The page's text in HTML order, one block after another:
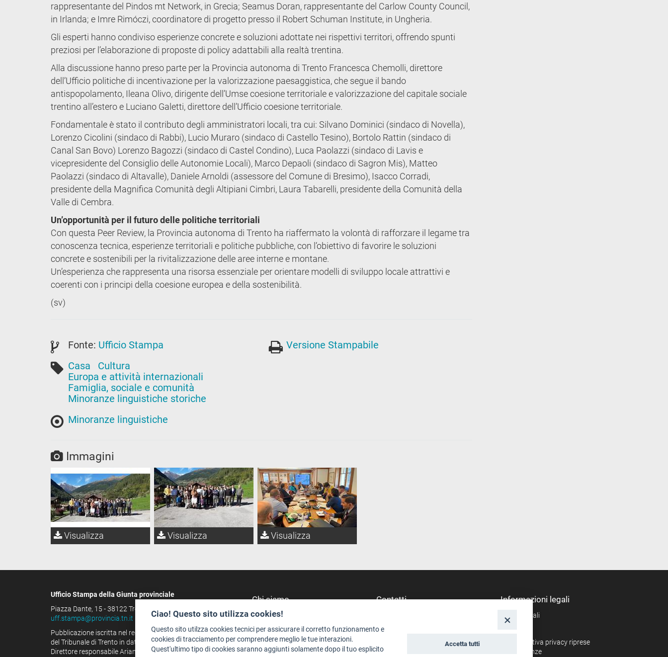
rappresentante del Pindos mt Network, in Grecia; Seamus Doran, rappresentante del Carlow County Council,
in Irlanda; e Imre Rimóczi, coordinatore di progetto presso il Robert Schuman Institute, in Ungheria.
Gli esperti hanno condiviso esperienze concrete e soluzioni adottate nei rispettivi territori, offrendo spunti
preziosi per l’elaborazione di proposte di policy adattabili alla realtà trentina.
Alla discussione hanno preso parte per la Provincia autonoma di Trento Francesca Chemolli, direttore
dell’Ufficio politiche di incentivazione per la valorizzazione paesaggistica, che segue il bando
antispopolamento, Ileana Olivo, dirigente dell’Umse coesione territoriale e valorizzazione del capitale sociale
trentino all’estero e Luciano Galetti, direttore dell’Ufficio coesione territoriale.
Fondamentale è stato il contributo degli amministratori locali, tra cui: Silvano Dominici (sindaco di Novella),
Lorenzo Cicolini (sindaco di Rabbi), Lucio Muraro (sindaco di Castello Tesino), Bortolo Rattin (sindaco di
Canal San Bovo) Lorenzo Bagozzi (sindaco di Castel Condino), Luca Paolazzi (sindaco di Lavis e
vicepresidente del Consiglio delle Autonomie Locali), Marco Depaoli (sindaco di Sagron Mis), Matteo
Paolazzi (sindaco di Altavalle), Daniele Arnoldi (assessore del Comune di Bresimo), Isacco Corradi,
presidente della Magnifica Comunità degli Altipiani Cimbri, Laura Tabarelli, presidente della Comunità della
Valle di Cembra.
Un’opportunità per il futuro delle politiche territoriali
Con questa Peer Review, la Provincia autonoma di Trento ha riaffermato la volontà di rafforzare il legame tra
conoscenza tecnica, esperienze territoriali e politiche pubbliche, con l’obiettivo di favorire le soluzioni
concrete e sostenibili per la rivitalizzazione delle aree interne e montane.
Un’esperienza che rappresenta una risorsa essenziale per orientare modelli di sviluppo locale attrattivi e
coerenti con i principi della coesione europea e della sostenibilità.
(sv)
Fonte: Ufficio Stampa
Casa
Cultura
Europa e attività internazionali
Famiglia, sociale e comunità
Minoranze linguistiche storiche
Minoranze linguistiche
Versione Stampabile
Immagini
Visualizza Visualizza Visualizza
Ufficio Stampa della Giunta provinciale
Piazza Dante, 15 - 38122 Trento (IT)
uff.stampa@provincia.tn.it
Pubblicazione iscritta nel registro della stampa
del Tribunale di Trento in data 13.08.1963 al n. 100
Direttore responsabile Arianna Tamburini
Chi siamo
Redazione
Staff
Format - Centro Audiovisivi
Trentino Film Commission
Contatti
Struttura di riferimento
Informazioni legali
Note legali
Informativa privacy riprese
conferenze
Ciao! Questo sito utilizza cookies!
Questo sito utilzza cookies tecnici per assicurare il corretto funzionamento e
cookies di tracciamento per comprendere meglio le tue interazioni.
Quest'ultimo tipo di cookies saranno aggiunti solamente dopo il tuo esplicito
Accetta tutti